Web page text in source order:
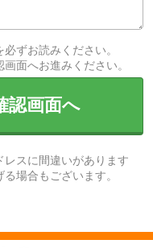
必ずお読みください。
面へお進みください。
認画面へ
スに間違いがあります
場合もございます。